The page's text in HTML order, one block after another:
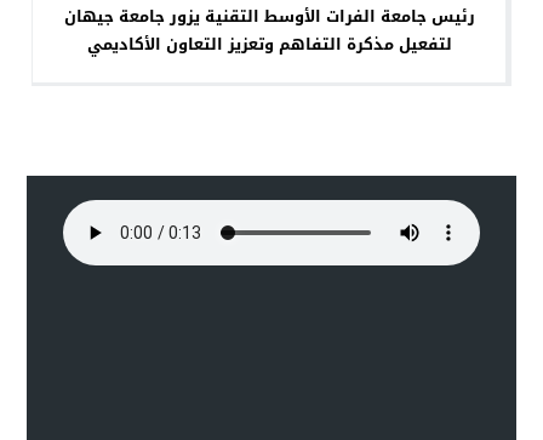
رئيس جامعة الفرات الأوسط التقنية يزور جامعة جيهان
لتفعيل مذكرة التفاهم وتعزيز التعاون الأكاديمي